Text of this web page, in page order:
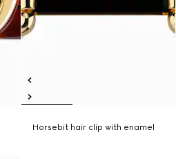
Horsebit hair clip with enamel